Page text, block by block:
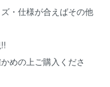
・仕様が合えばその他
!!
めの上ご購入くださ